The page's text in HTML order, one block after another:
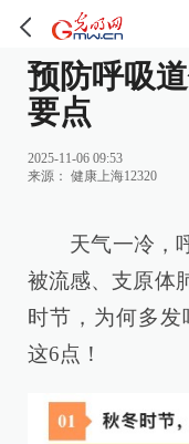
预防呼吸
要点
2025-11-06 09:53
来源： 健康上海12320
天气一冷，
被流感、支原体
时节，为何多
这6点！